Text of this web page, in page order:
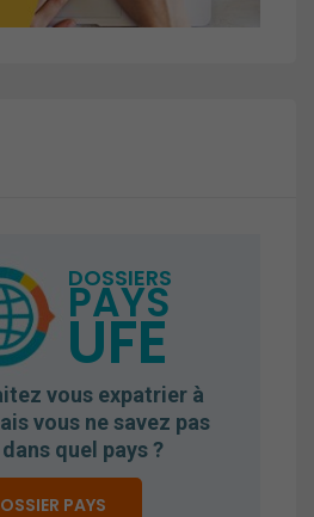
UFE
vous expatrier à
vous ne savez pas
quel pays ?
PAYS
DOSSIERS
PAYS